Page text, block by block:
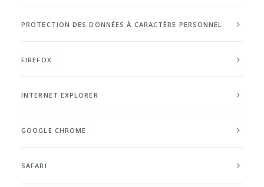
PROTECTION DES DONNÉES À CARACTÈRE PERSONNEL
FIREFOX
INTERNET EXPLORER
GOOGLE CHROME
SAFARI